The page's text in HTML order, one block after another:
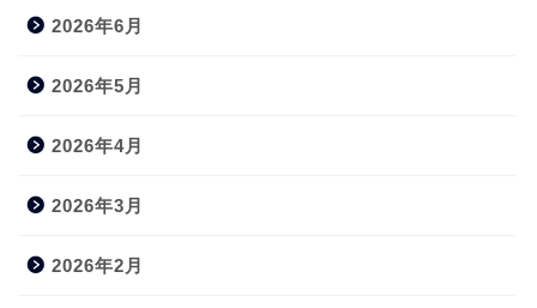
2026年6月
2026年5月
2026年4月
2026年3月
2026年2月